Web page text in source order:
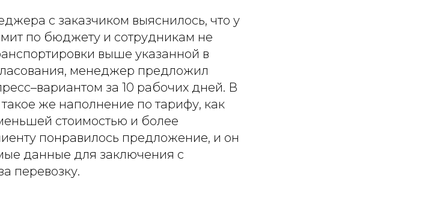
с заказчиком выяснилось, что у
по бюджету и сотрудникам не
выше указанной в
менеджер предложил
за 10 рабочих дней. В
же наполнение по тарифу, как
стоимостью и более
понравилось предложение, и он
данные для заключения с
перевозку.